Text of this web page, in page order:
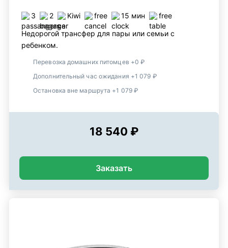
3 2 Kiwi free 15 мин free
Недорогой трансфер для пары или семьи с
ребенком.
Перевозка домашних питомцев +0 ₽
Дополнительный час ожидания +1 079 ₽
Остановка вне маршрута +1 079 ₽
18 540 ₽
Заказать